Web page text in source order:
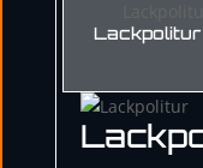
Lackpolitur